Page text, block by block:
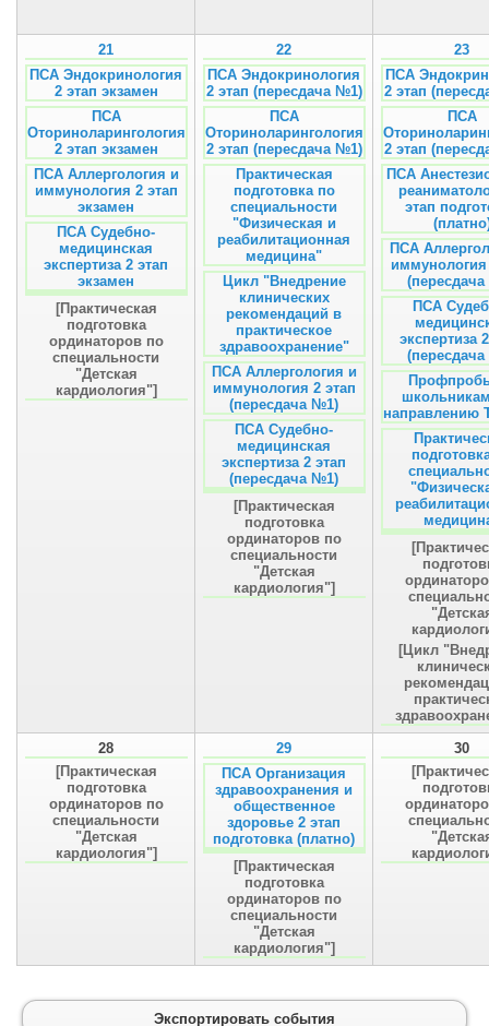
21
ПСА Эндокринология
2 этап экзамен
ПСА
Оториноларингология
2 этап экзамен
ПСА Аллергология и
иммунология 2 этап
экзамен
ПСА Судебно-
медицинская
экспертиза 2 этап
экзамен
[Практическая
подготовка
ординаторов по
специальности
"Детская
кардиология"]
22
ПСА Эндокринология
2 этап (пересдача №1)
ПСА
Оториноларингология
2 этап (пересдача №1)
Практическая
подготовка по
специальности
"Физическая и
реабилитационная
медицина"
Цикл "Внедрение
клинических
рекомендаций в
практическое
здравоохранение"
ПСА Аллергология и
иммунология 2 этап
(пересдача №1)
ПСА Судебно-
медицинская
экспертиза 2 этап
(пересдача №1)
[Практическая
подготовка
ординаторов по
специальности
"Детская
кардиология"]
23
ПСА
2 этап
ПСА
2 этап
ПСА
этап
ПСА
иммунология
ПСА
экспертиза
направлению
[Цикл
28
[Практическая
подготовка
ординаторов по
специальности
"Детская
кардиология"]
29
ПСА Организация
здравоохранения и
общественное
здоровье 2 этап
подготовка (платно)
[Практическая
подготовка
ординаторов по
специальности
"Детская
кардиология"]
30
Экспортировать события